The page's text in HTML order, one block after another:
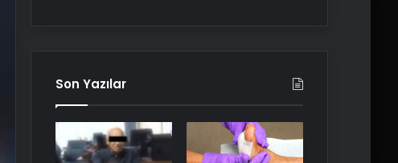
Son Yazılar